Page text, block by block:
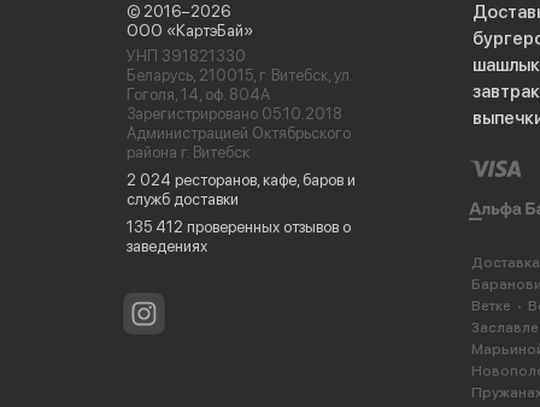
© 2016−2026
ООО «КартэБай»
УНП 391821330
Беларусь, 210015, г. Витебск, ул.
Гоголя, 14, оф. 804А
Зарегистрировано 05.10.2018
Администрацией Октябрьского
района г. Витебск
2 024 ресторанов, кафе, баров и
служб доставки
135 412 проверенных отзывов о
заведениях
Ветке
Заславле